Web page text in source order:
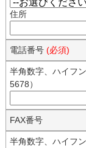
住所
電話番号 (必須)
半角数字、ハイフ
5678）
FAX番号
半角数字、ハイフ